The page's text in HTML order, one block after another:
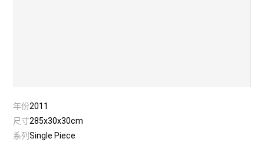
年份2011
尺寸285x30x30cm
系列Single Piece